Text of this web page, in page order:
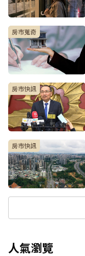
房市蒐奇
房市快訊
房市快訊
人氣瀏覽